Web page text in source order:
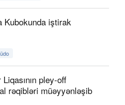
Kubokunda iştirak
pley-off
rəqibləri müəyyənləşib